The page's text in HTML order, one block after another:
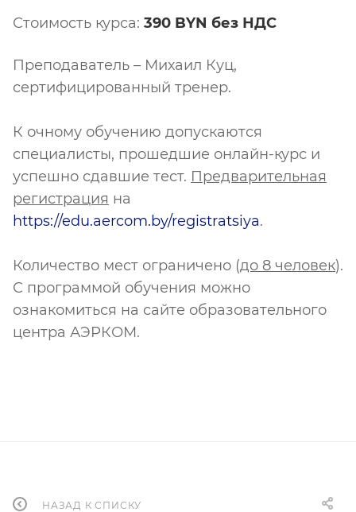
Стоимость курса: 390 BYN без НДС
Преподаватель – Михаил Куц,
сертифицированный тренер.
К очному обучению допускаются
специалисты, прошедшие онлайн-курс и
успешно сдавшие тест. Предварительная
регистрация на
https://edu.aercom.by/registratsiya.
Количество мест ограничено (до 8 человек).
С программой обучения можно
ознакомиться на сайте образовательного
центра АЭРКОМ.
НАЗАД К СПИСКУ